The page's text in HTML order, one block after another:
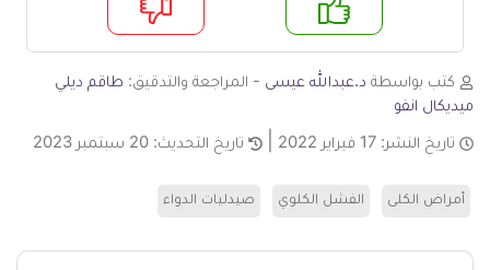
لا
كتب بواسطة د.عبدالله عيسى - المراجعة والتدقيق: طاقم ديلي
ميديكال انفو
تاريخ النشر: 17 فبراير 2022 تاريخ التحديث: 20 سبتمبر 2023
أمراض الكلى الفشل الكلوي صيدليات الدواء